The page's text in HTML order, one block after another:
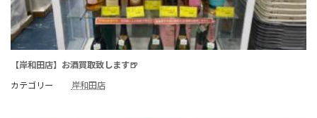
【岸和田店】お酒買取致します🍺
カテゴリー
岸和田店